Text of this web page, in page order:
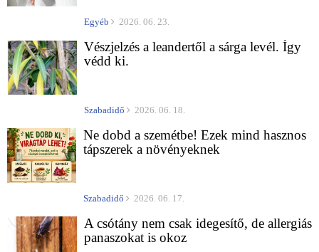
Egyéb 2026. 06. 23.
Vészjelzés a leandertől a sárga levél. Így
védd ki.
Szabadidő 2026. 06. 18.
Ne dobd a szemétbe! Ezek mind hasznos
tápszerek a növényeknek
Szabadidő 2026. 06. 17.
A csótány nem csak idegesítő, de allergiás
panaszokat is okoz